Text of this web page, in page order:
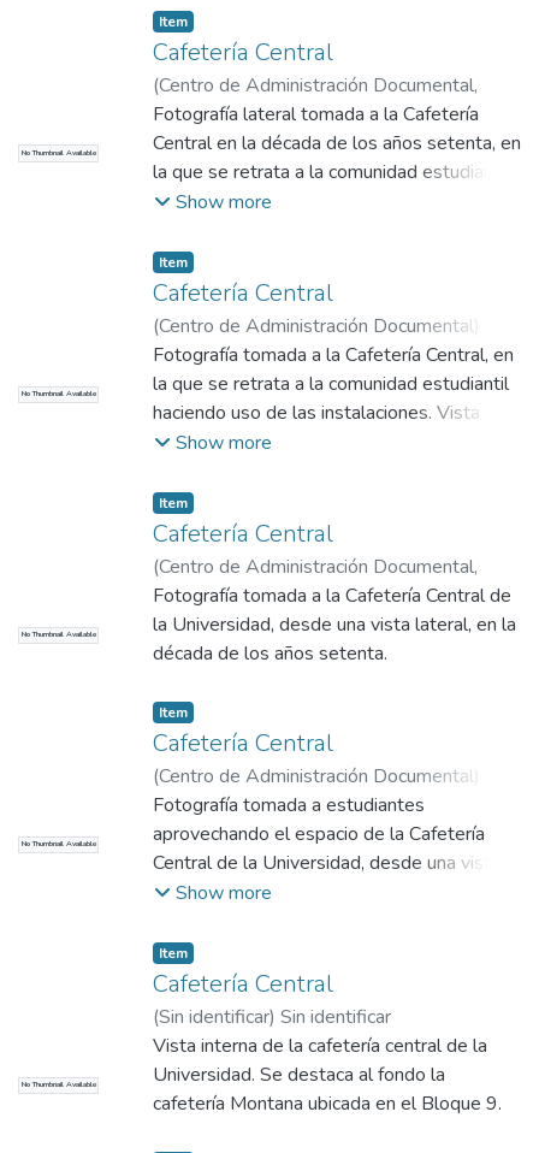
No Thumbnail Available
Item
Cafetería Central
(Centro de Administración Documental,
1970)No identificado
Fotografía lateral tomada a la Cafetería
Central en la década de los años setenta, en
la que se retrata a la comunidad estudiantil
haciendo uso del espacio.
Show more
No Thumbnail Available
Item
Cafetería Central
(Centro de Administración Documental
identificado
Fotografía tomada a la Cafetería Central, en
la que se retrata a la comunidad estudiantil
haciendo uso de las instalaciones. Vista
frontal. Se desconoce la fecha de la
Show more
No Thumbnail Available
Item
Cafetería Central
(Centro de Administración Documental,
1970)No identificado
Fotografía tomada a la Cafetería Central de
la Universidad, desde una vista lateral, en la
década de los años setenta.
No Thumbnail Available
Item
Cafetería Central
(Centro de Administración Documental
identificado
Fotografía tomada a estudiantes
aprovechando el espacio de la Cafetería
Central de la Universidad, desde una vista
lateral. Se desconoce la fecha de la
Show more
No Thumbnail Available
Item
Cafetería Central
(Sin identificar) Sin identificar
Vista interna de la cafetería central de la
Universidad. Se destaca al fondo la
cafetería Montana ubicada en el Bloque 9.